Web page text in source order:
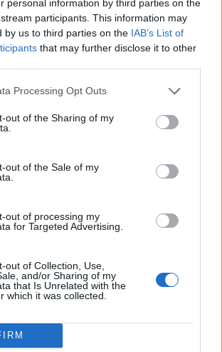
personal information by third parties on the
participants. This information may
by us to third parties on the IAB’s List of
that may further disclose it to other
Processing Opt Outs
out of the Sharing of my
out of the Sale of my
out of processing my
for Targeted Advertising.
out of Collection, Use,
and/or Sharing of my
that Is Unrelated with the
which it was collected.
užleidžia
Skandalingas „The Daily
Telegraph“ tyrimas: UEFA
darbuotojai - meilužei -
paaukštinimas, 45 tūkst.
kompensacija
iš
ir
Pasaulis
paragino nutraukti